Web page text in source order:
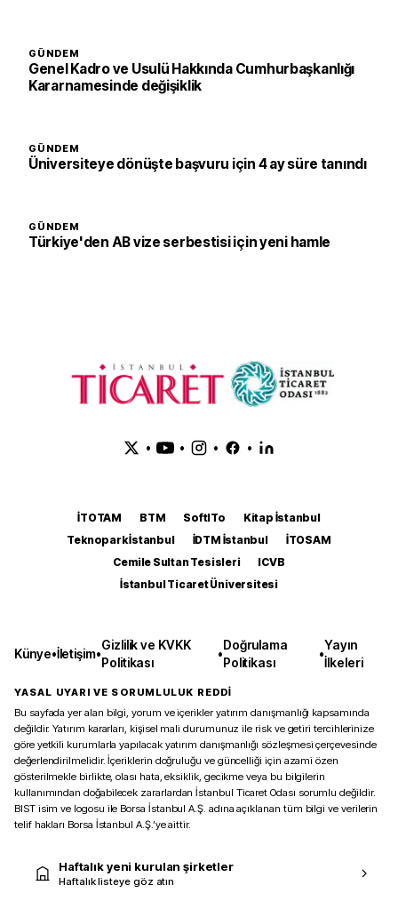
GÜNDEM
Genel Kadro ve Usulü Hakkında Cumhurbaşkanlığı
Kararnamesinde değişiklik
GÜNDEM
Üniversiteye dönüşte başvuru için 4 ay süre tanındı
GÜNDEM
Türkiye'den AB vize serbestisi için yeni hamle
• • • •
İTOTAM BTM SoftITo
Kitap İstanbul
Teknopark İstanbul
İDTM İstanbul
İTOSAM
Cemile Sultan Tesisleri
ICVB
İstanbul Ticaret Üniversitesi
Künye•İletişim•
Gizlilik ve KVKK
Politikası
•
Doğrulama
Politikası
•
Yayın
İlkeleri
YASAL UYARI VE SORUMLULUK REDDİ
Bu sayfada yer alan bilgi, yorum ve içerikler yatırım danışmanlığı kapsamında
değildir. Yatırım kararları, kişisel mali durumunuz ile risk ve getiri tercihlerinize
göre yetkili kurumlarla yapılacak yatırım danışmanlığı sözleşmesi çerçevesinde
değerlendirilmelidir. İçeriklerin doğruluğu ve güncelliği için azami özen
gösterilmekle birlikte, olası hata, eksiklik, gecikme veya bu bilgilerin
kullanımından doğabilecek zararlardan İstanbul Ticaret Odası sorumlu değildir.
BIST isim ve logosu ile Borsa İstanbul A.Ş. adına açıklanan tüm bilgi ve verilerin
telif hakları Borsa İstanbul A.Ş.’ye aittir.
Haftalık yeni kurulan şirketler
Haftalık listeye göz atın